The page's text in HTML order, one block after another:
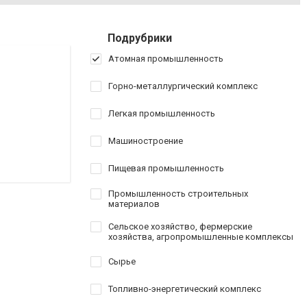
Подрубрики
Атомная промышленность
Горно-металлургический комплекс
Легкая промышленность
Машиностроение
Пищевая промышленность
Промышленность строительных
материалов
Сельское хозяйство, фермерские
хозяйства, агропромышленные комплексы
Сырье
Топливно-энергетический комплекс